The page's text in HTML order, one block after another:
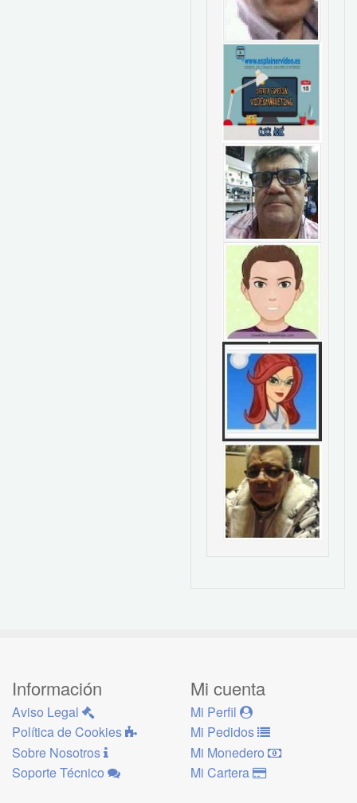
Información
Aviso Legal
Política de Cookies
Sobre Nosotros
Soporte Técnico
Mi cuenta
Mi Perfil
Mi Pedidos
Mi Monedero
Mi Cartera